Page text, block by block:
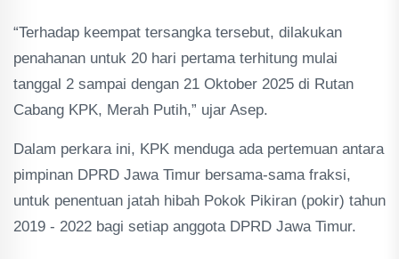
“Terhadap keempat tersangka tersebut, dilakukan
penahanan untuk 20 hari pertama terhitung mulai
tanggal 2 sampai dengan 21 Oktober 2025 di Rutan
Cabang KPK, Merah Putih,” ujar Asep.
Dalam perkara ini, KPK menduga ada pertemuan antara
pimpinan DPRD Jawa Timur bersama-sama fraksi,
untuk penentuan jatah hibah Pokok Pikiran (pokir) tahun
2019 - 2022 bagi setiap anggota DPRD Jawa Timur.